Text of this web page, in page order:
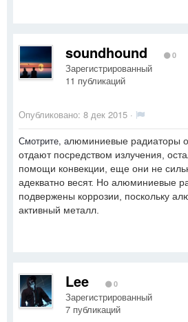
soundhound 0
Зарегистрированный
11 публикаций
Опубликовано: 8 дек 2015 ·
Смотрите, алюминиевые радиаторы
отдают посредством излучения,
помощи конвекции, еще они не
адекватно весят. Но алюминиевые
подвержены коррозии, поскольку
активный металл.
Lee 0
Зарегистрированный
7 публикаций